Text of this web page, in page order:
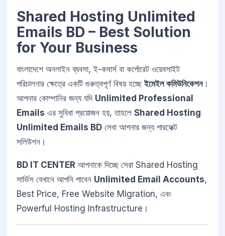
Shared Hosting Unlimited
Emails BD – Best Solution
for Your Business
বাংলাদেশে অনলাইন ব্যবসা, ই-কমার্স বা কর্পোরেট ওয়েবসাইট
পরিচালনার ক্ষেত্রে একটি গুরুত্বপূর্ণ বিষয় হচ্ছেইমেইল কমিউনিকেশন।
আপনার কোম্পানির জন্য যদি Unlimited Professional
Emails এর সুবিধা প্রয়োজন হয়, তাহলে Shared Hosting
Unlimited Emails BD সেবা আপনার জন্য পারফেক্ট
সলিউশন।
BD IT CENTER আপনাকে দিচ্ছে সেরা Shared Hosting
সার্ভিস যেখানে আপনি পাবেন Unlimited Email Accounts,
Best Price, Free Website Migration, এবং
Powerful Hosting Infrastructure।